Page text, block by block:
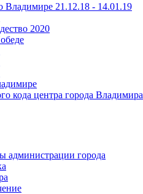
Владимире 21.12.18 - 14.01.19
2020
кода центра города Владимира
администрации города